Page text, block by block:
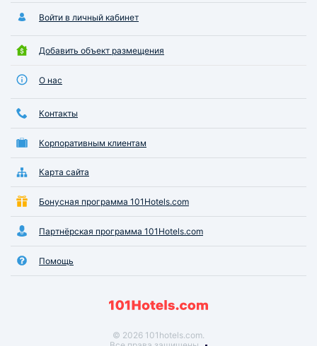
Войти в личный кабинет
Добавить объект размещения
О нас
Контакты
Корпоративным клиентам
Карта сайта
Бонусная программа 101Hotels.com
Партнёрская программа 101Hotels.com
Помощь
© 2026 101hotels.com.